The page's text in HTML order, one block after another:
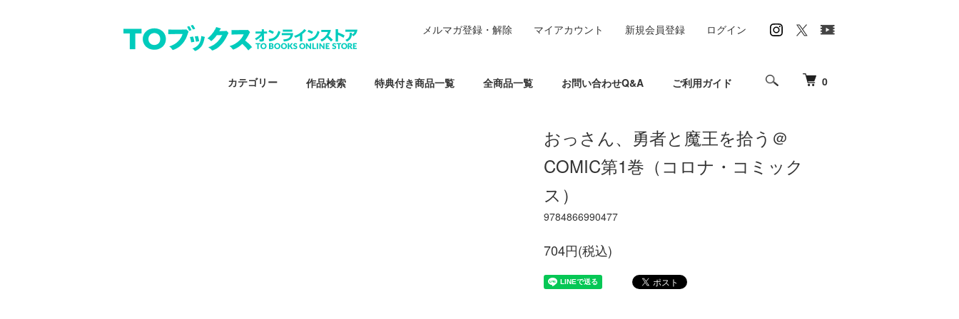
0
カテゴリー 作品検索 特典付き商品一覧 全商品一覧 お問い合わせQ&A ご利用ガイド
メルマガ登録・解除 マイアカウント 新規会員登録 ログイン
おっさん、勇者と魔王を拾う＠
COMIC第1巻（コロナ・コミック
ス）
9784866990477
704円(税込)